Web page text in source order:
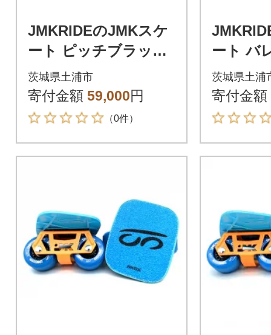
JMKRIDEのJMKスケ
ート ピッチブラック
/ BW.Logo - フリース
ケート
茨城県土浦市
寄付金額 59,000円
（0件）
ート バ
クア
フリー
茨城県土浦
寄付金額